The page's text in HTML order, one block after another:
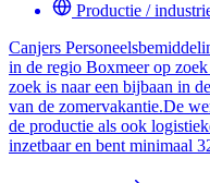
Productie /
Canjers
in de regio Boxmeer op
zoek is naar een bijbaan in
van de zomervakantie.De
de productie als ook
inzetbaar en bent minimaal